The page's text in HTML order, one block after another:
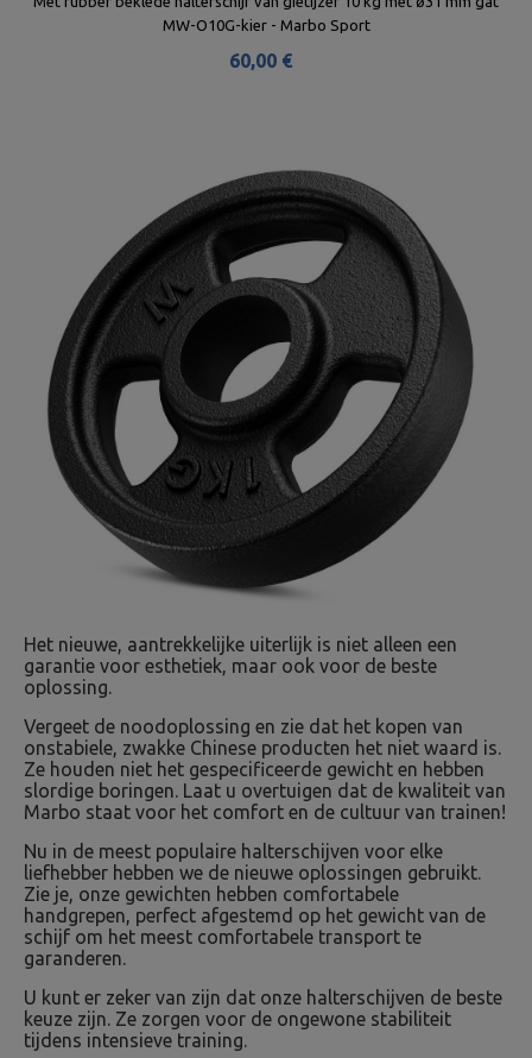
MW-O10G-kier - Marbo Sport
60,00 €
Het nieuwe, aantrekkelijke uiterlijk is niet alleen een
garantie voor esthetiek, maar ook voor de beste
oplossing.
Vergeet de noodoplossing en zie dat het kopen van
onstabiele, zwakke Chinese producten het niet waard is.
Ze houden niet het gespecificeerde gewicht en hebben
slordige boringen. Laat u overtuigen dat de kwaliteit van
Marbo staat voor het comfort en de cultuur van trainen!
Nu in de meest populaire halterschijven voor elke
liefhebber hebben we de nieuwe oplossingen gebruikt.
Zie je, onze gewichten hebben comfortabele
handgrepen, perfect afgestemd op het gewicht van de
schijf om het meest comfortabele transport te
garanderen.
U kunt er zeker van zijn dat onze halterschijven de beste
keuze zijn. Ze zorgen voor de ongewone stabiliteit
tijdens intensieve training.